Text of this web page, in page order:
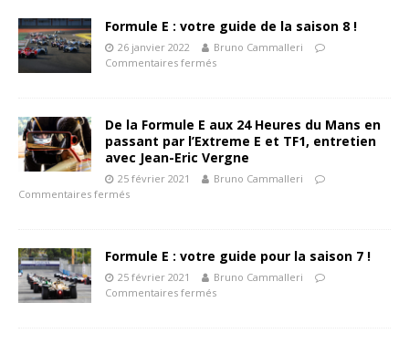
Formule E : votre guide de la saison 8 !
26 janvier 2022
Bruno Cammalleri
Commentaires fermés
De la Formule E aux 24 Heures du Mans en
passant par l’Extreme E et TF1, entretien
avec Jean-Eric Vergne
25 février 2021
Bruno Cammalleri
Commentaires fermés
Formule E : votre guide pour la saison 7 !
25 février 2021
Bruno Cammalleri
Commentaires fermés